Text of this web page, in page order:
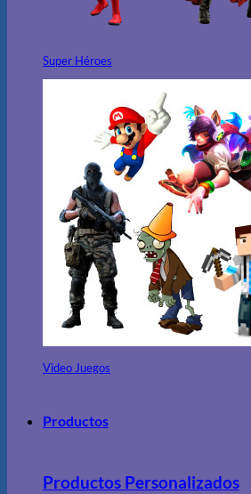
Super Héroes
Video Juegos
Productos
Productos Personalizados